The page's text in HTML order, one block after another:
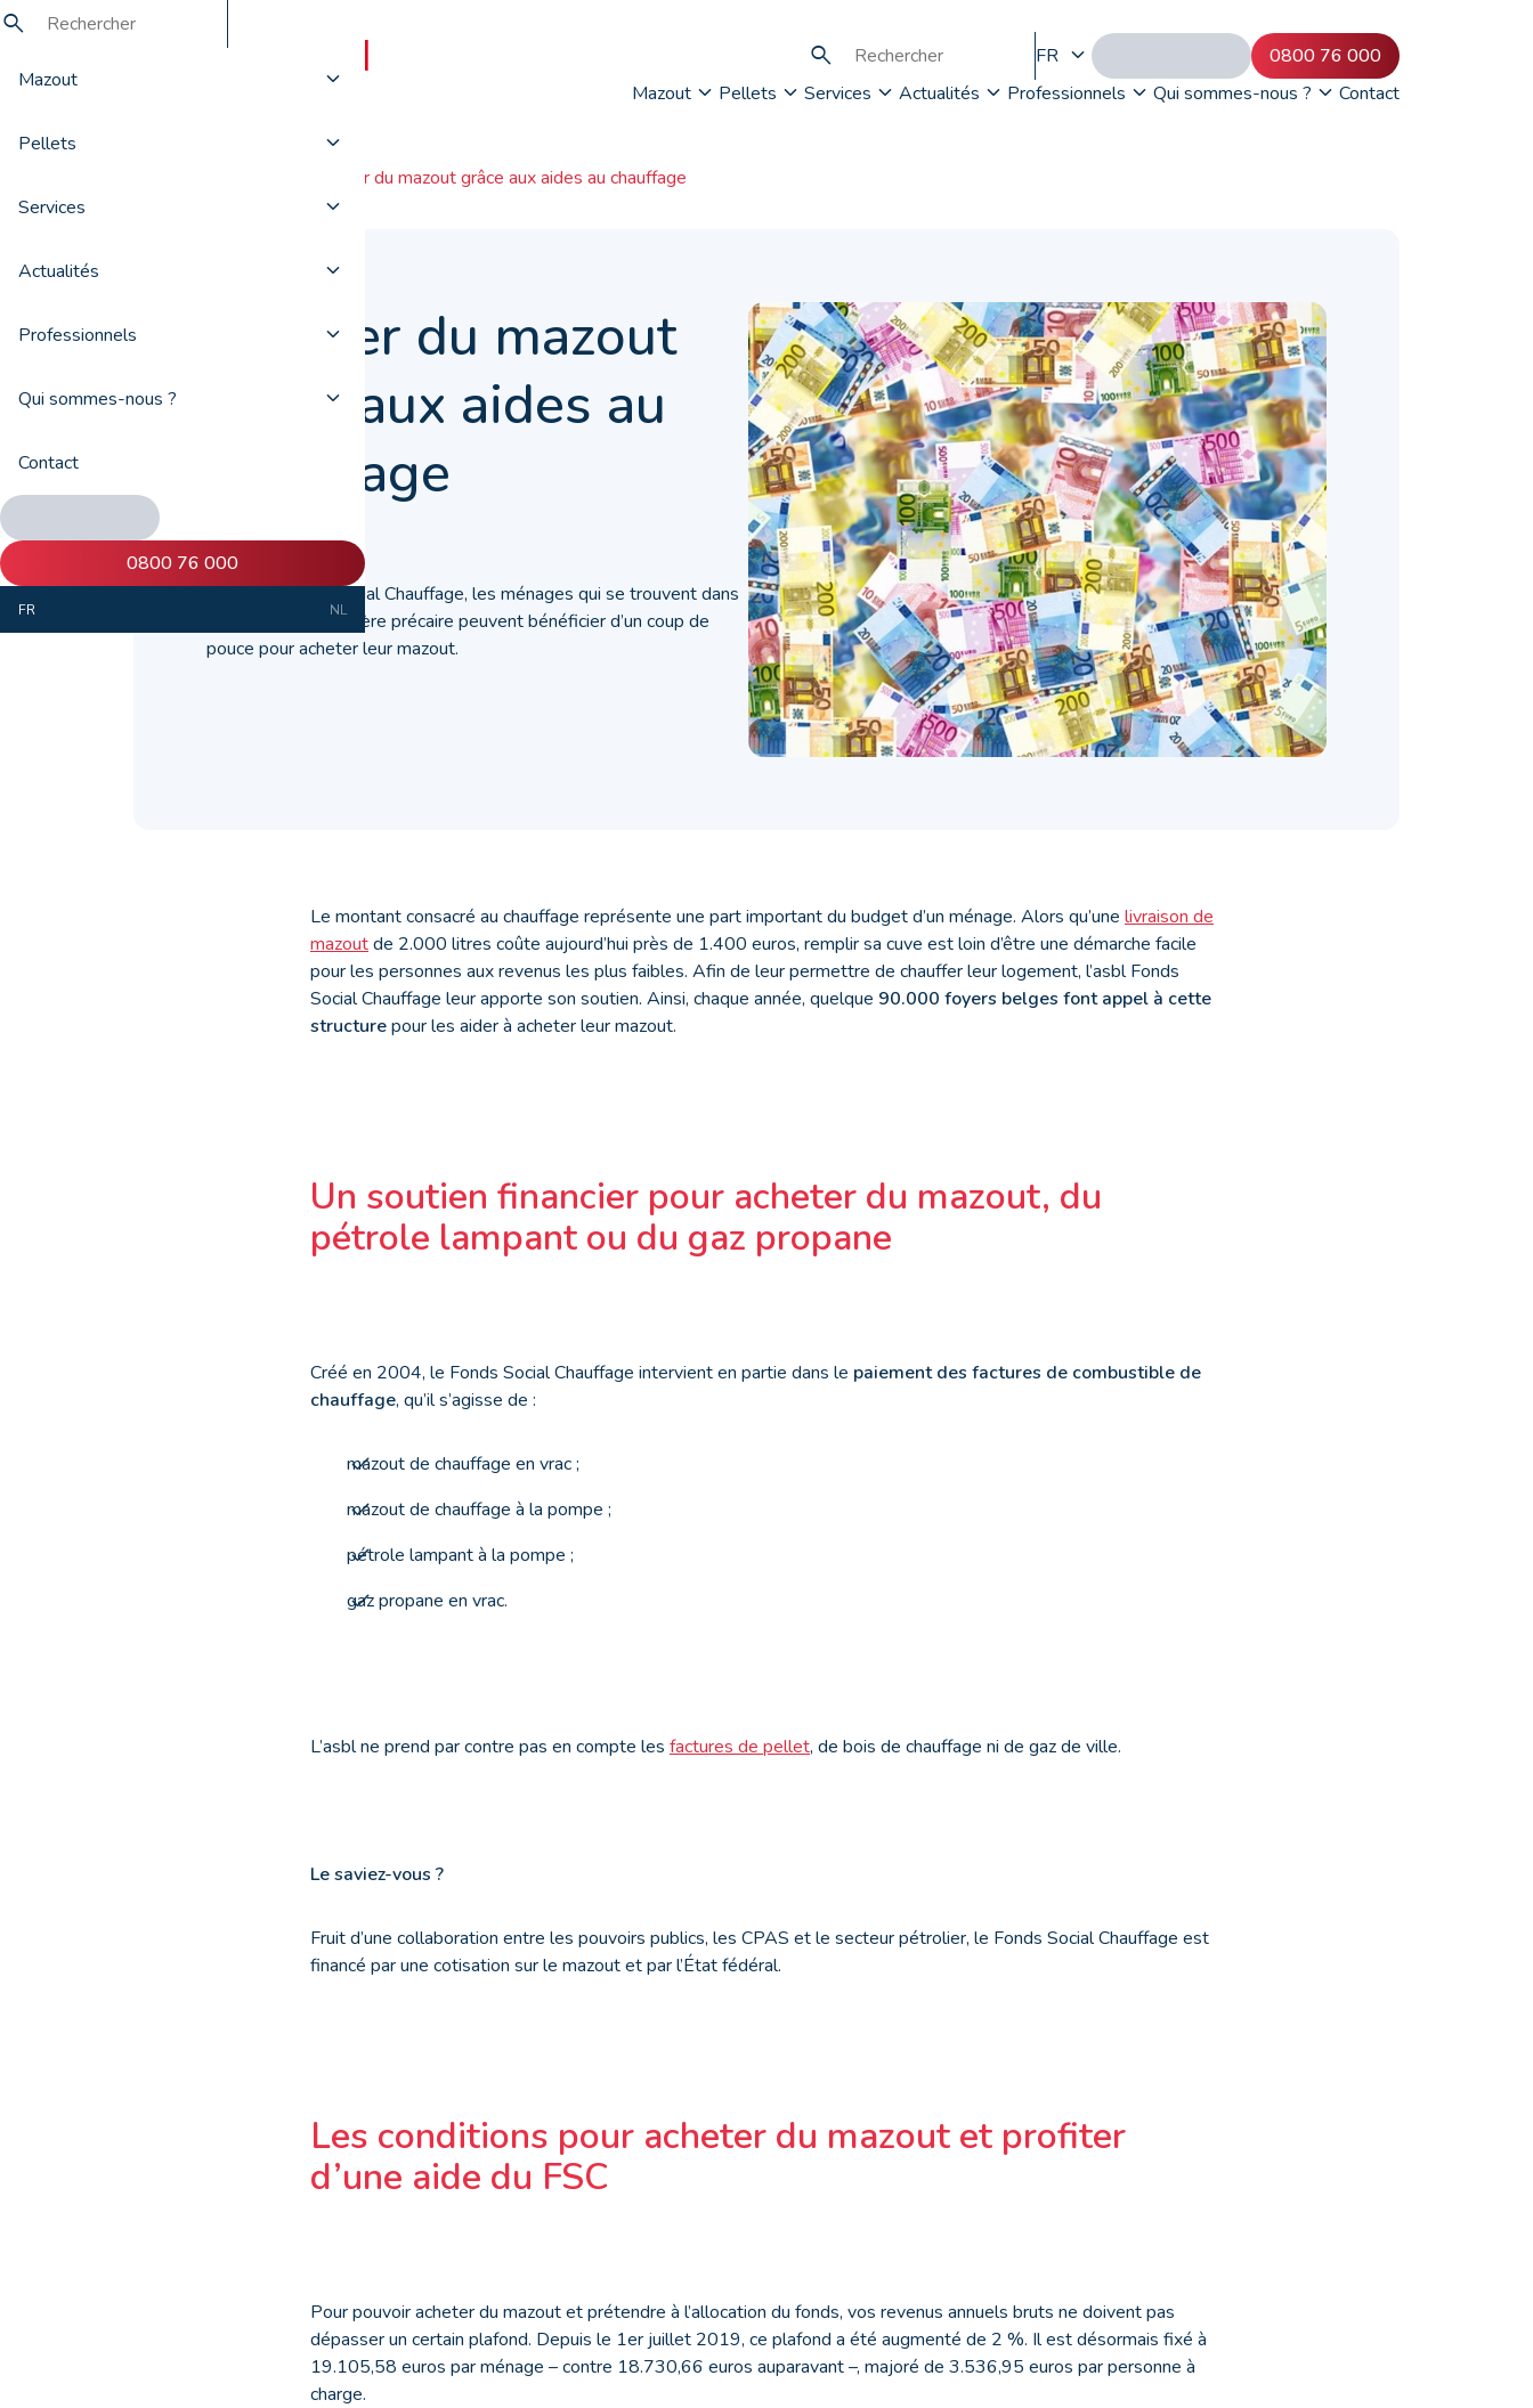
Mazout
Pellets
Services
Actualités
Professionnels
Qui sommes-nous ?
Contact
0800 76 000
FR NL
FR
0800 76 000
Mazout
Pellets Services Actualités Professionnels Qui sommes-nous ? Contact
Acheter du mazout grâce aux aides au chauffage
Acheter du mazout
grâce aux aides au
chauffage
Grâce au Fonds Social Chauffage, les ménages qui se trouvent dans
une situation financière précaire peuvent bénéficier d’un coup de
pouce pour acheter leur mazout.
Le montant consacré au chauffage représente une part important du budget d’un ménage. Alors qu’une livraison de
mazoutde 2.000 litres coûte aujourd’hui près de 1.400 euros, remplir sa cuve est loin d’être une démarche facile
pour les personnes aux revenus les plus faibles. Afin de leur permettre de chauffer leur logement, l’asbl Fonds
Social Chauffage leur apporte son soutien. Ainsi, chaque année, quelque 90.000 foyers belges font appel à cette
structurepour les aider à acheter leur mazout.
Un soutien financier pour acheter du mazout, du
pétrole lampant ou du gaz propane
Créé en 2004, le Fonds Social Chauffage intervient en partie dans le paiement des factures de combustible de
chauffage, qu’il s’agisse de :
mazout de chauffage en vrac ;
mazout de chauffage à la pompe ;
pétrole lampant à la pompe ;
gaz propane en vrac.
L’asbl ne prend par contre pas en compte les factures de pellet, de bois de chauffage ni de gaz de ville.
Le saviez-vous ?
Fruit d’une collaboration entre les pouvoirs publics, les CPAS et le secteur pétrolier, le Fonds Social Chauffage est
financé par une cotisation sur le mazout et par l’État fédéral.
Les conditions pour acheter du mazout et profiter
d’une aide du FSC
Pour pouvoir acheter du mazout et prétendre à l’allocation du fonds, vos revenus annuels bruts ne doivent pas
dépasser un certain plafond. Depuis le 1er juillet 2019, ce plafond a été augmenté de 2 %. Il est désormais fixé à
19.105,58 euros par ménage – contre 18.730,66 euros auparavant –, majoré de 3.536,95 euros par personne à
charge.